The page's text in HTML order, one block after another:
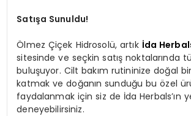
Satışa Sunuldu!
Ölmez Çiçek Hidrosolü, artık İda
sitesinde ve seçkin satış noktalarında
buluşuyor. Cilt bakım rutininize doğal
katmak ve doğanın sunduğu bu özel
faydalanmak için siz de İda Herbals’ın
deneyebilirsiniz.